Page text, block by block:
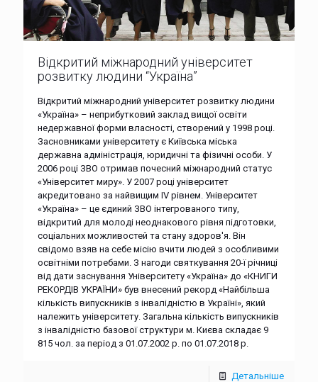
Відкритий міжнародний університет
розвитку людини “Україна”
Відкритий міжнародний університет розвитку людини
«Україна» – неприбутковий заклад вищої освіти
недержавної форми власності, створений у 1998 році.
Засновниками університету є Київська міська
державна адміністрація, юридичні та фізичні особи. У
2006 році ЗВО отримав почесний міжнародний статус
«Університет миру». У 2007 році університет
акредитовано за найвищим IV рівнем. Університет
«Україна» – це єдиний ЗВО інтегрованого типу,
відкритий для молоді неоднакового рівня підготовки,
соціальних можливостей та стану здоров'я. Він
свідомо взяв на себе місію вчити людей з особливими
освітніми потребами. З нагоди святкування 20-ї річниці
від дати заснування Університету «Україна» до «КНИГИ
РЕКОРДІВ УКРАЇНИ» був внесений рекорд «Найбільша
кількість випускників з інвалідністю в Україні», який
належить університету. Загальна кількість випускників
з інвалідністю базової структури м. Києва складає 9
815 чол. за період з 01.07.2002 р. по 01.07.2018 р.
Детальніше